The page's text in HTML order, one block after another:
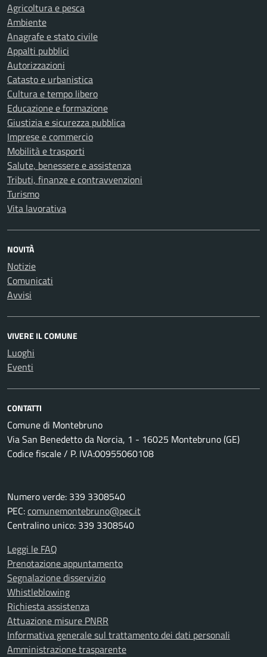
Agricoltura e pesca
Ambiente
Anagrafe e stato civile
Appalti pubblici
Autorizzazioni
Catasto e urbanistica
Cultura e tempo libero
Educazione e formazione
Giustizia e sicurezza pubblica
Imprese e commercio
Mobilità e trasporti
Salute, benessere e assistenza
Tributi, finanze e contravvenzioni
Turismo
Vita lavorativa
NOVITÀ
Notizie
Comunicati
Avvisi
VIVERE IL COMUNE
Luoghi
Eventi
CONTATTI
Comune di Montebruno
Via San Benedetto da Norcia, 1 - 16025 Montebruno (GE)
Codice fiscale / P. IVA:00955060108
Numero verde: 339 3308540
PEC:comunemontebruno@pec.it
Centralino unico: 339 3308540
Leggi le FAQ
Prenotazione appuntamento
Segnalazione disservizio
Whistleblowing
Richiesta assistenza
Attuazione misure PNRR
Informativa generale sul trattamento dei dati personali
Amministrazione trasparente